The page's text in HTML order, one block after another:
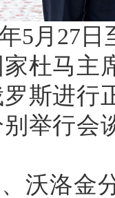
5月27
杜马主
斯进行
举行会
沃洛金